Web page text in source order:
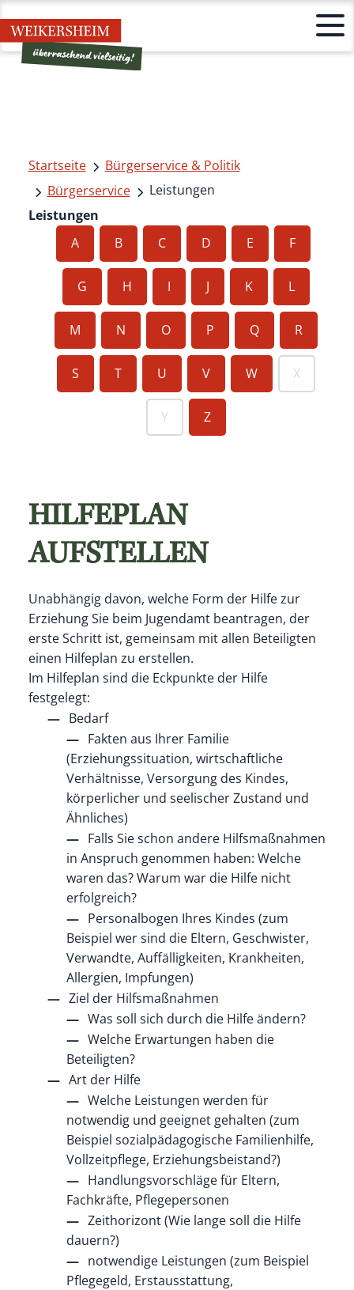
Startseite
Bürgerservice & Politik
Bürgerservice
Leistungen
Leistungen
A
B C D E F
G H I J K L
M N O P Q R
S T U V W X
Y Z
HILFEPLAN
AUFSTELLEN
Unabhängig davon, welche Form der Hilfe zur
Erziehung Sie beim Jugendamt beantragen, der
erste Schritt ist, gemeinsam mit allen Beteiligten
einen Hilfeplan zu erstellen.
Im Hilfeplan sind die Eckpunkte der Hilfe
festgelegt:
Bedarf
Fakten aus Ihrer Familie
(Erziehungssituation, wirtschaftliche
Verhältnisse, Versorgung des Kindes,
körperlicher und seelischer Zustand und
Ähnliches)
Falls Sieschon andere Hilfsmaßnahmen
in Anspruch genommen haben: Welche
waren das? Warum war die Hilfe nicht
erfolgreich?
Personalbogen Ihres Kindes (zum
Beispiel wer sind die Eltern, Geschwister,
Verwandte, Auffälligkeiten, Krankheiten,
Allergien, Impfungen)
Ziel der Hilfsmaßnahmen
Was soll sich durch die Hilfe ändern?
Welche Erwartungen haben die
Beteiligten?
Art der Hilfe
Welche Leistungen werden für
notwendig und geeignet gehalten (zum
Beispiel sozialpädagogische Familienhilfe,
Vollzeitpflege, Erziehungsbeistand?)
Handlungsvorschläge für Eltern,
Fachkräfte, Pflegepersonen
Zeithorizont (Wie lange soll die Hilfe
dauern?)
notwendige Leistungen (zum Beispiel
Pflegegeld, Erstausstattung,